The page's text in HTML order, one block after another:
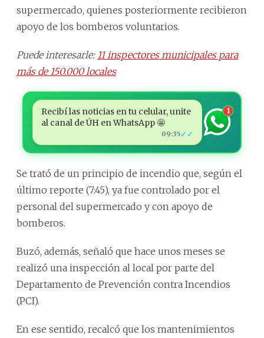
supermercado, quienes posteriormente recibieron
apoyo de los bomberos voluntarios.
Puede interesarle: 11 inspectores municipales para
más de 150.000 locales
Recibí las noticias en tu celular, unite
al canal de ÚH en WhatsApp 🤩
09:35✓✓
1
Se trató de un principio de incendio que, según el
último reporte (7:45), ya fue controlado por el
personal del supermercado y con apoyo de
bomberos.
Buzó, además, señaló que hace unos meses se
realizó una inspección al local por parte del
Departamento de Prevención contra Incendios
(PCI).
En ese sentido, recalcó que los mantenimientos